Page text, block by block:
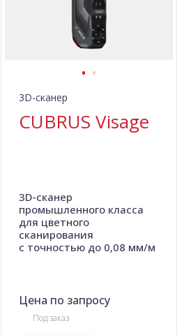
3D-сканер
CUBRUS Visage
3D-сканер
промышленного класса
для цветного
сканирования
c точностью до 0,08 мм/м
Цена по запросу
Под заказ